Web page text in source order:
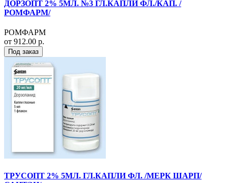
ДОРЗОПТ 2% 5МЛ. №3 ГЛ.КАПЛИ ФЛ./КАП. /
РОМФАРМ/
РОМФАРМ
от 912.00 р.
Под заказ
ТРУСОПТ 2% 5МЛ. ГЛ.КАПЛИ ФЛ. /МЕРК ШАРП/